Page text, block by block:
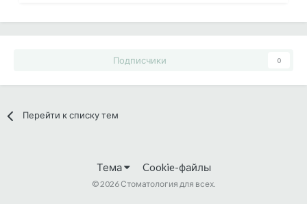
Подписчики 0
Перейти к списку тем
Тема Cookie-файлы
©2026 Стоматология для всех.